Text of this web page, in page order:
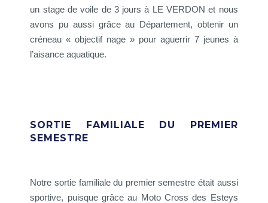
un stage de voile de 3 jours à LE VERDON et nous
avons pu aussi grâce au Département, obtenir un
créneau « objectif nage » pour aguerrir 7jeunes à
l’aisance aquatique.
SORTIE FAMILIALE DU PREMIER
SEMESTRE
Notre sortie familiale du premier semestre était aussi
sportive, puisque grâce au Moto Cross des Esteys